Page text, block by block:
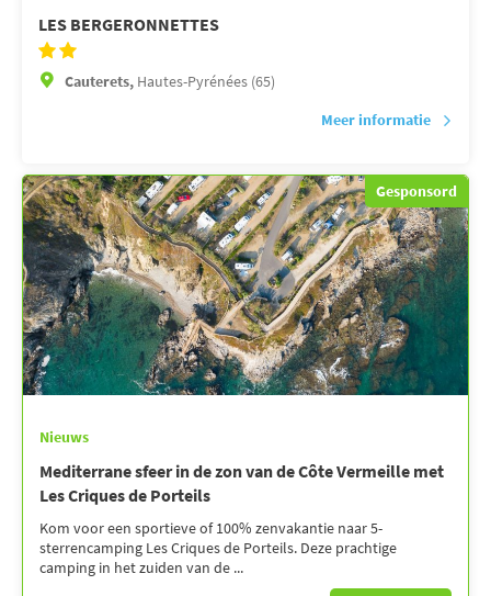
LES BERGERONNETTES
Cauterets, Hautes-Pyrénées (65)
Meer informatie
Gesponsord
Nieuws
Mediterrane sfeer in de zon van de Côte Vermeille met
Les Criques de Porteils
Kom voor een sportieve of 100% zenvakantie naar 5-
sterrencamping Les Criques de Porteils. Deze prachtige
camping in het zuiden van de ...